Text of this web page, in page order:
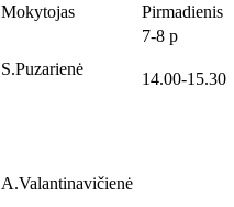
Mokytojas Pirmadienis
S.Puzarienė
7-8 p
14.00-15.30
A.Valantinavičienė